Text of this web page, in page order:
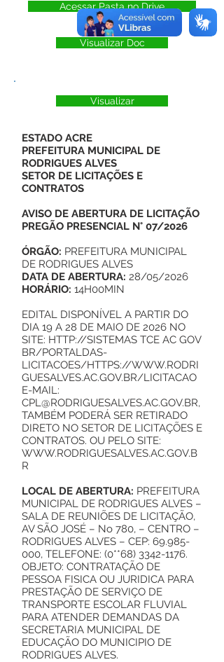
Acessar Pasta no Drive
Visualizar Doc
Visualizar
ESTADO ACRE
PREFEITURA MUNICIPAL DE
RODRIGUES ALVES
SETOR DE LICITAÇÕES E
CONTRATOS
AVISO DE ABERTURA DE LICITAÇÃO
PREGÃO PRESENCIAL N° 07/2026
ÓRGÃO: PREFEITURA MUNICIPAL
DE RODRIGUES ALVES
DATA DE ABERTURA: 28/05/2026
HORÁRIO: 14H00MIN
EDITAL DISPONÍVEL A PARTIR DO
DIA 19 A 28 DE MAIO DE 2026 NO
SITE: HTTP://SISTEMAS TCE AC GOV
BR/PORTALDAS-
LICITACOES/HTTPS://WWW.RODRI
GUESALVES.AC.GOV.BR/LICITACAO
E-MAIL:
CPL@RODRIGUESALVES.AC.GOV.BR,
TAMBÉM PODERÁ SER RETIRADO
DIRETO NO SETOR DE LICITAÇÕES E
CONTRATOS. OU PELO SITE:
WWW.RODRIGUESALVES.AC.GOV.B
R
LOCAL DE ABERTURA: PREFEITURA
MUNICIPAL DE RODRIGUES ALVES –
SALA DE REUNIÕES DE LICITAÇÃO,
AV SÃO JOSÉ – No 780, – CENTRO –
RODRIGUES ALVES – CEP: 69.985-
000, TELEFONE: (0**68) 3342-1176.
OBJETO: CONTRATAÇÃO DE
PESSOA FISICA OU JURIDICA PARA
PRESTAÇÃO DE SERVIÇO DE
TRANSPORTE ESCOLAR FLUVIAL
PARA ATENDER DEMANDAS DA
SECRETARIA MUNICIPAL DE
EDUCAÇÃO DO MUNICIPIO DE
RODRIGUES ALVES.